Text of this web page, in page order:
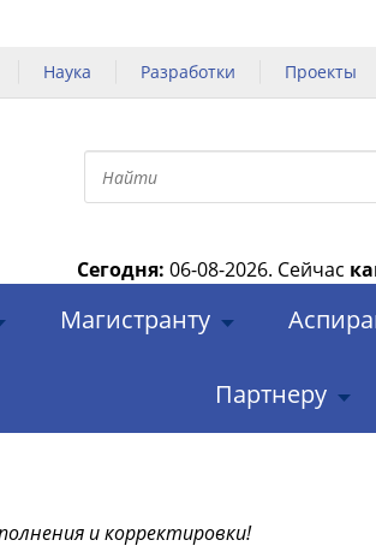
Наука Разработки Проекты
Сегодня: 06-08-2026. Сейчас
Магистранту
Партнеру
и корректировки!